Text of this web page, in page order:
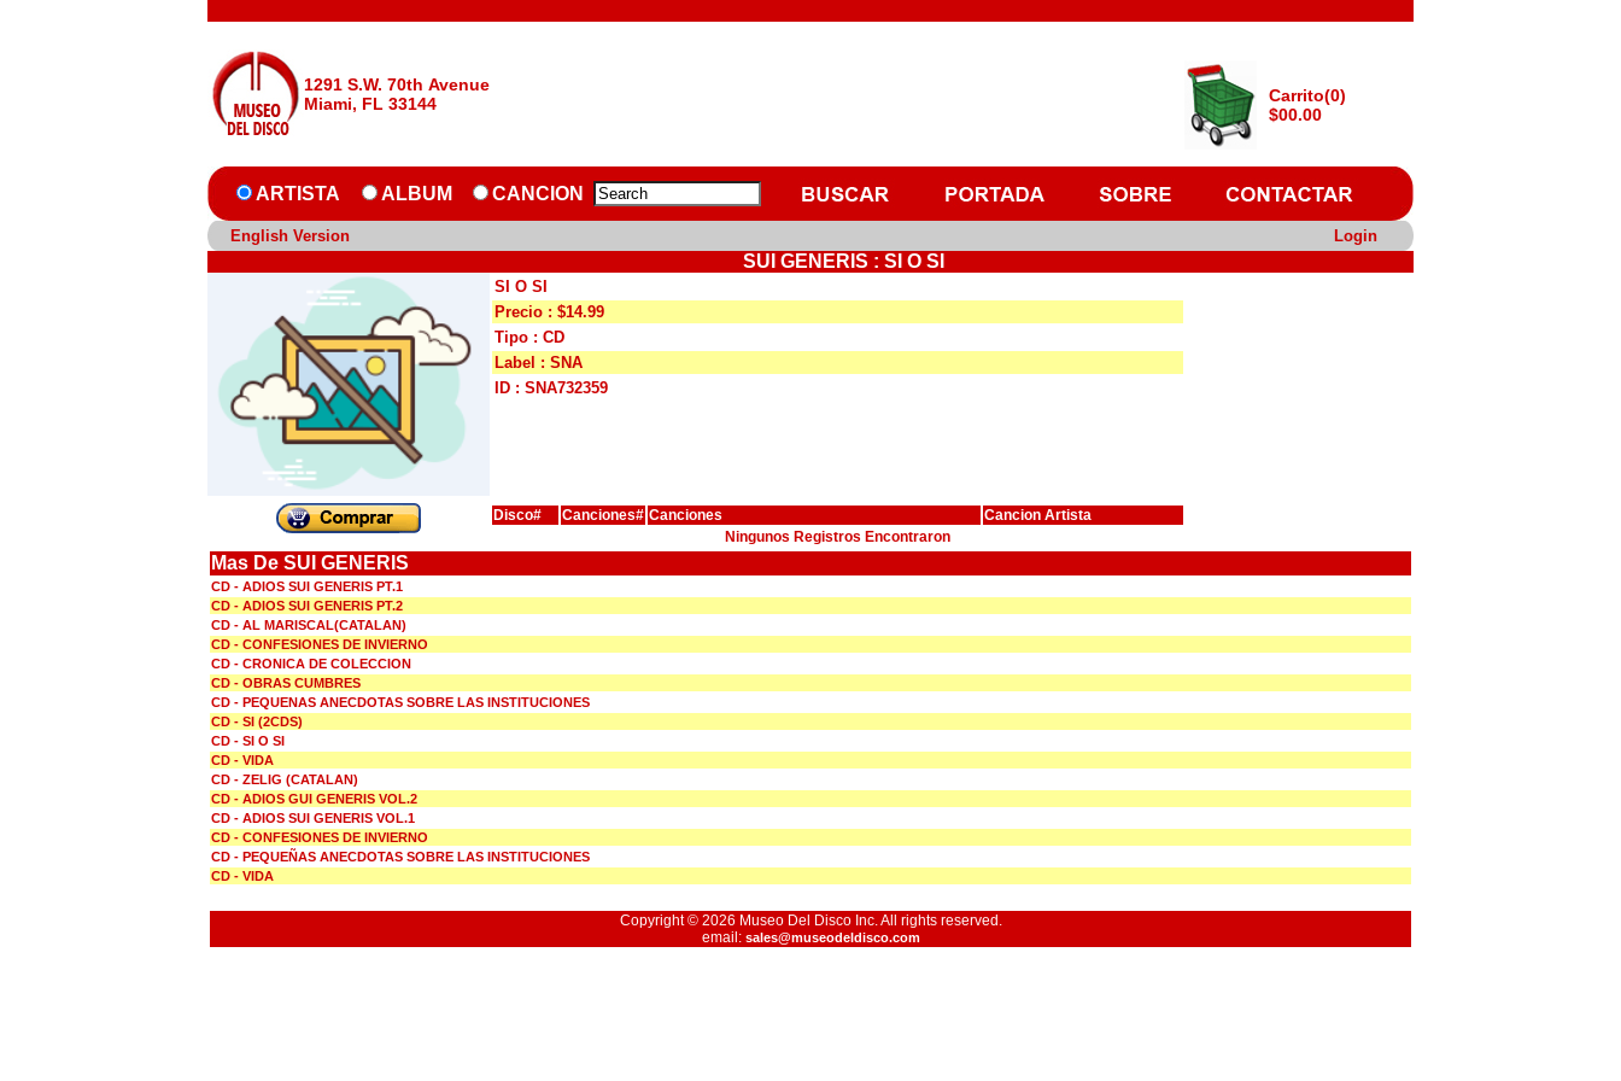
1291 S.W. 70th Avenue
Miami, FL 33144
Carrito(0)
$00.00
ARTISTA ALBUM CANCION
English Version Login
SUI GENERIS : SI O SI
SI O SI
Precio : $14.99
Tipo : CD
Label : SNA
ID : SNA732359
Disco# Canciones# Canciones
Cancion Artista
Ningunos Registros Encontraron
Mas De SUI GENERIS
CD - ADIOS SUI GENERIS PT.1
CD - ADIOS SUI GENERIS PT.2
CD - AL MARISCAL(CATALAN)
CD - CONFESIONES DE INVIERNO
CD - CRONICA DE COLECCION
CD - OBRAS CUMBRES
CD - PEQUENAS ANECDOTAS SOBRE LAS INSTITUCIONES
CD - SI (2CDS)
CD - SI O SI
CD - VIDA
CD - ZELIG (CATALAN)
CD - ADIOS GUI GENERIS VOL.2
CD - ADIOS SUI GENERIS VOL.1
CD - CONFESIONES DE INVIERNO
CD - PEQUEÑAS ANECDOTAS SOBRE LAS INSTITUCIONES
CD - VIDA
Copyright © 2026 Museo Del Disco Inc. All rights reserved.
email: sales@museodeldisco.com